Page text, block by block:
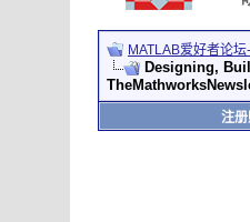
MATLAB爱好者论
Designing,
注